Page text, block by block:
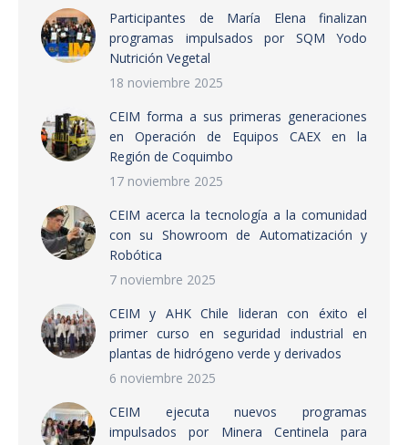
Participantes de María Elena finalizan
programas impulsados por SQM Yodo
Nutrición Vegetal
18 noviembre 2025
CEIM forma a sus primeras generaciones
en Operación de Equipos CAEX en la
Región de Coquimbo
17 noviembre 2025
CEIM acerca la tecnología a la comunidad
con su Showroom de Automatización y
Robótica
7 noviembre 2025
CEIM y AHK Chile lideran con éxito el
primer curso en seguridad industrial en
plantas de hidrógeno verde y derivados
6 noviembre 2025
CEIM ejecuta nuevos programas
impulsados por Minera Centinela para